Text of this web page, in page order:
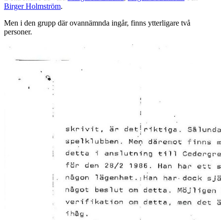
Birger Holmström.
Men i den grupp där ovannämnda ingår, finns ytterligare två
personer.